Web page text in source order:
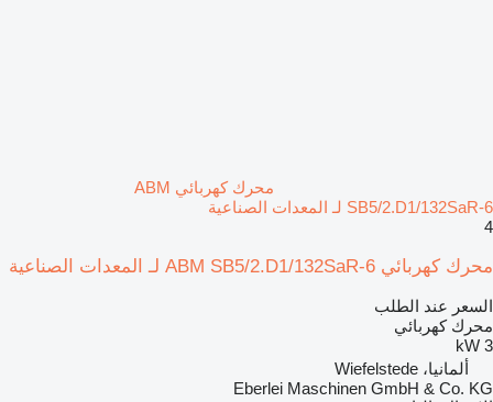
محرك كهربائي ABM
SB5/2.D1/132SaR-6 لـ المعدات الصناعية
4
محرك كهربائي ABM SB5/2.D1/132SaR-6 لـ المعدات الصناعية
السعر عند الطلب
محرك كهربائي
3 kW
ألمانيا، Wiefelstede
Eberlei Maschinen GmbH & Co. KG